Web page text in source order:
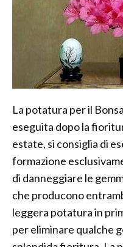
La potatura per il
eseguita dopo la
estate, si consiglia di
formazione
di danneggiare le
che producono
leggera potatura in
per eliminare qualche